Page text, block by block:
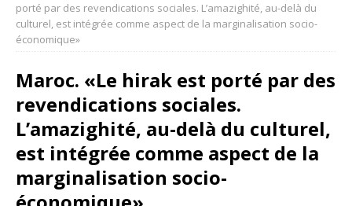
porté par des revendications sociales. L’amazighité, au-delà du
culturel, est intégrée comme aspect de la marginalisation socio-
économique»
Maroc. «Le hirak est porté par des
revendications sociales.
L’amazighité, au-delà du culturel,
est intégrée comme aspect de la
marginalisation socio-